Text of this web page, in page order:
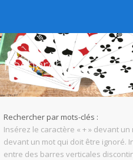
Rechercher
Rechercher par mots-clés :
Insérez le caractère « + » devant
devant un mot qui doit être ignoré.
entre des barres verticales